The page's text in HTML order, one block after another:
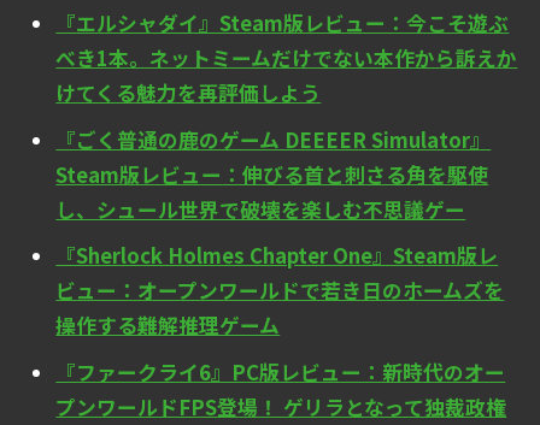
『エルシャダイ』Steam版レビュー：今こそ遊ぶ
べき1本。ネットミームだけでない本作から訴えか
けてくる魅力を再評価しよう
『ごく普通の鹿のゲーム DEEEER Simulator』
Steam版レビュー：伸びる首と刺さる角を駆使
し、シュール世界で破壊を楽しむ不思議ゲー
『Sherlock Holmes Chapter One』Steam版レ
ビュー：オープンワールドで若き日のホームズを
操作する難解推理ゲーム
『ファークライ6』PC版レビュー：新時代のオー
プンワールドFPS登場！ ゲリラとなって独裁政権